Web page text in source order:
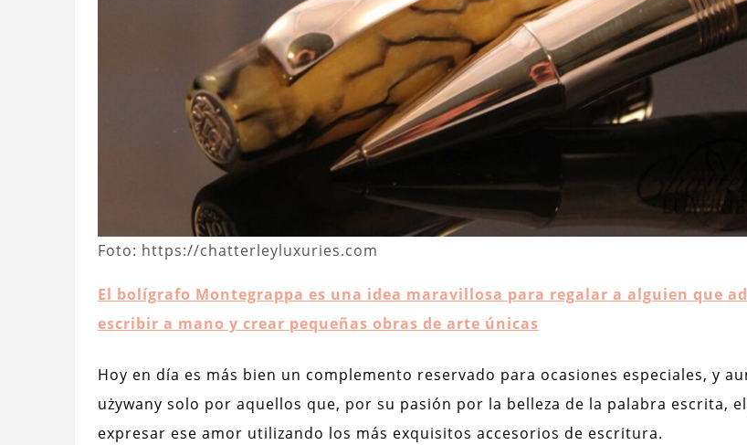
Foto: https://chatterleyluxuries.com
El bolígrafo Montegrappa es una idea maravillosa para regalar a alguien que
escribir a mano y crear pequeñas obras de arte únicas
Hoy en día es más bien un complemento reservado para ocasiones especiales, y
używany solo por aquellos que, por su pasión por la belleza de la palabra escrita,
expresar ese amor utilizando los más exquisitos accesorios de escritura.